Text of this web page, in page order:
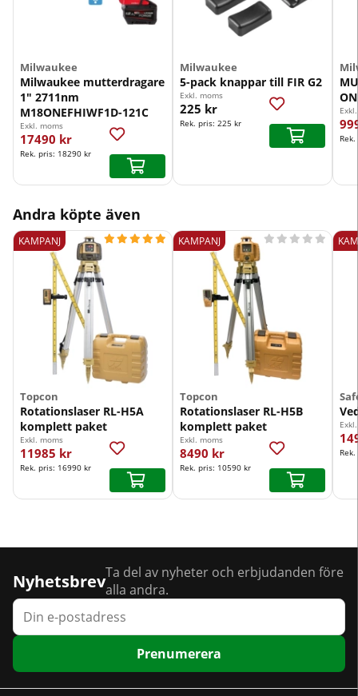
Milwaukee
Milwaukee mutterdragare
1" 2711nm
M18ONEFHIWF1D-121C
Exkl. moms
17490 kr
Rek. pris: 18290 kr
Milwaukee
5-pack knappar till FIR G2
Exkl. moms
225 kr
Rek. pris: 225 kr
Andra köpte även
KAMPANJ
Topcon
Rotationslaser RL-H5A
komplett paket
    
Exkl. moms
11985 kr
Rek. pris: 16990 kr
KAMPANJ
Topcon
Rotationslaser RL-H5B
komplett paket
    
Exkl. moms
8490 kr
Rek. pris: 10590 kr
NyhetsbrevTa del av nyheter och erbjudanden före
alla andra.
Prenumerera